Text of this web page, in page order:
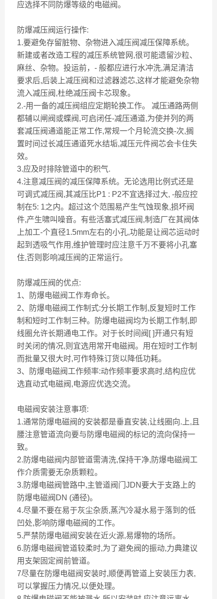
应选择不同防爆等级的电磁阀。
防爆减压阀运行操作:
1.要避免存留脏物、杂物进入减压阀减压保障系统。
新建或者改造工程的减压系统管网,很可能遗留沙粒、
麻丝、杂物。投运前，- 般都应进行水冲洗,满足清洁
要求后,后装上减压阀和过滤器滤芯,这样才能避免杂物
流入减压阀,杜绝减压阀卡芯现象。
2.-用一备的减压阀组应定期轮换工作。 减压通路两侧
都辅以闸阀或蝶阀,可启闭任-减压通道,为使并列的两
套减压阀通道能正常工作,常规一个月轮流交换-次,搁
置时间过长减压通道死水结垢,减压元件阀芯会卡住失
效。
3.应及时排除管道中的积气.
4.注意减压阀的减压保障系统。无论选用比例式还是
可调式减压阀,其减压比P1 : P2不宜选择过大, -般应控
制在5: 1之内。超过这个范围易产生气蚀现象,损坏阀
件,产生啸叫噪音。有些活塞式减压阀,制造厂在其阀体
上加工-个直径1.5mm左右的小孔,功能是让阀芯运动时
起到透吸气作用,维护管理时应注意千万不要将小孔塞
住,否则影响减压阀的正常运行。
防爆减压阀的优点:
1、防爆电磁阀工作寿命长。
2、防爆电磁阀工作制式:分长期工作制,反复短时工作
制和短时工作制三种。防爆电磁阀均为长期工作制,即
线圈允许长期通电工作。对于长时间阀[ ]开通只有短
时关闭的情况,则宜选用常开电磁阀。用在短时工作制
而批量又很大时,可作特殊订货以降低功耗。
3、防爆电磁阀工作频率:动作频率要求高时,结构应优
选直动式电磁阀,电源应优选交流。
电磁阀安装注意事项:
1.通常防爆电磁阀的安装都是垂直安装,让线圈向.上,且
腰注意管道流向要与防爆电磁阀的标记的流向保持一
致。
2.防爆电磁阀内部管道需清洗,保持干净,防爆电磁阀工
作介质需要无杂质颗粒。
3.防爆电磁阀管路中,主管道阀门JDN要大于支路上的
防爆电磁阀DN (通径)。
4.尽量不要在易于灰尘杂质,蒸汽冷凝水易于落到的低
凹处,影响防爆电磁阀的工作。
5.严禁防爆电磁阀安装在近火源,易爆物的场所。
6.防爆电磁阀管道较柔时,为了避免阀的振动,力典建议
用支架固定阀前管道。
7尽量在防爆电磁阀安装时,顺便再管道上安装压力表,
可以掌握压力情况,以便处理。